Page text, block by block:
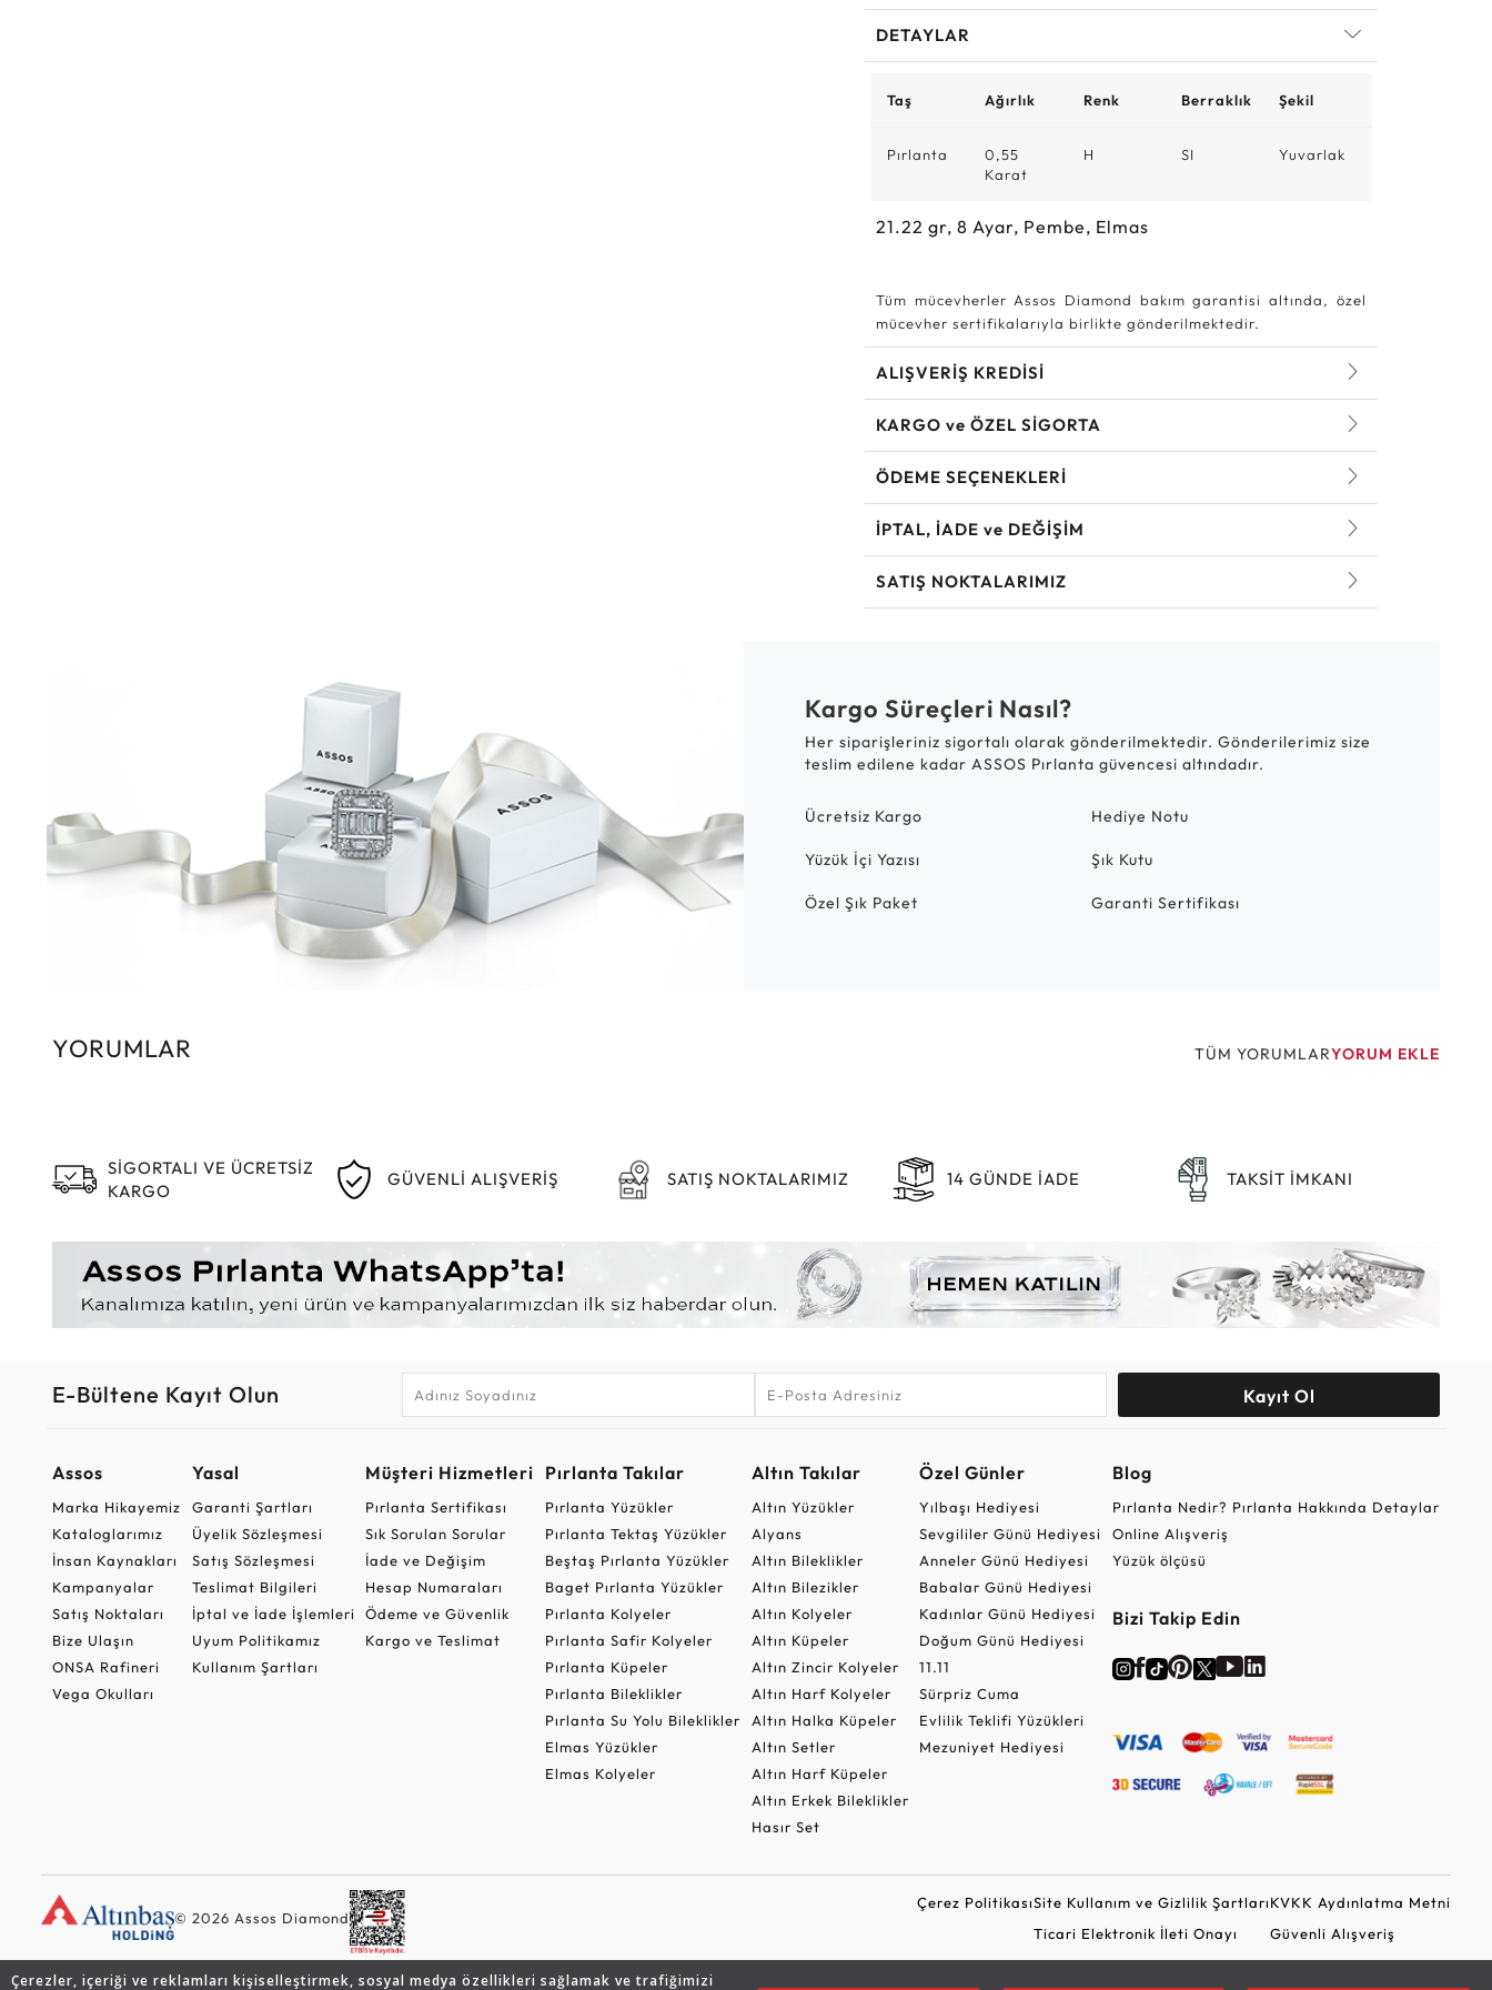
Çerezler, içeriği ve reklamları kişiselleştirmek, sosyal medya özellikleri sağlamak ve trafiğimizi
DETAYLAR
Taş Ağırlık Renk Berraklık Şekil
Pırlanta
0,55
Karat
H SI Yuvarlak
21.22gr,8Ayar, Pembe, Elmas
Tüm mücevherler Assos Diamond bakım garantisi altında, özel
mücevher sertifikalarıyla birlikte gönderilmektedir.
ALIŞVERİŞ KREDİSİ
KARGO ve ÖZEL SİGORTA
ÖDEME SEÇENEKLERİ
İPTAL, İADE ve DEĞİŞİM
SATIŞ NOKTALARIMIZ
Kargo Süreçleri Nasıl?
Her siparişleriniz sigortalı olarak gönderilmektedir. Gönderilerimiz size
teslim edilene kadar ASSOS Pırlanta güvencesi altındadır.
Ücretsiz Kargo Hediye Notu
Yüzük İçi Yazısı Şık Kutu
Özel Şık Paket Garanti Sertifikası
YORUMLAR TÜM YORUMLARYORUM EKLE
SİGORTALI VE ÜCRETSİZ
KARGO
GÜVENLİ ALIŞVERİŞ SATIŞ NOKTALARIMIZ 14 GÜNDE İADE TAKSİT İMKANI
E-Bültene Kayıt Olun Kayıt Ol
Assos
Marka Hikayemiz
Kataloglarımız
İnsan Kaynakları
Kampanyalar
Satış Noktaları
Bize Ulaşın
ONSA Rafineri
Vega Okulları
Yasal
Garanti Şartları
Üyelik Sözleşmesi
Satış Sözleşmesi
Teslimat Bilgileri
İptal ve İade İşlemleri
Uyum Politikamız
Kullanım Şartları
Müşteri Hizmetleri
Pırlanta Sertifikası
Sık Sorulan Sorular
İade ve Değişim
Hesap Numaraları
Ödeme ve Güvenlik
Kargo ve Teslimat
Pırlanta Takılar
Pırlanta Yüzükler
Pırlanta Tektaş Yüzükler
Beştaş Pırlanta Yüzükler
Baget Pırlanta Yüzükler
Pırlanta Kolyeler
Pırlanta Safir Kolyeler
Pırlanta Küpeler
Pırlanta Bileklikler
Pırlanta Su Yolu Bileklikler
Elmas Yüzükler
Elmas Kolyeler
Altın Takılar
Altın Yüzükler
Alyans
Altın Bileklikler
Altın Bilezikler
Altın Kolyeler
Altın Küpeler
Altın Zincir Kolyeler
Altın Harf Kolyeler
Altın Halka Küpeler
Altın Setler
Altın Harf Küpeler
Altın Erkek Bileklikler
Hasır Set
Özel Günler
Yılbaşı Hediyesi
Sevgililer Günü Hediyesi
Anneler Günü Hediyesi
Babalar Günü Hediyesi
Kadınlar Günü Hediyesi
Doğum Günü Hediyesi
11.11
Sürpriz Cuma
Evlilik Teklifi Yüzükleri
Mezuniyet Hediyesi
Blog
Pırlanta Nedir? Pırlanta Hakkında Detaylar
Online Alışveriş
Yüzük ölçüsü
Bizi Takip Edin
© 2026 Assos Diamond
Çerez PolitikasıSite Kullanım ve Gizlilik Şartları
Ticari Elektronik İleti Onayı
KVKK Aydınlatma Metni
Güvenli Alışveriş